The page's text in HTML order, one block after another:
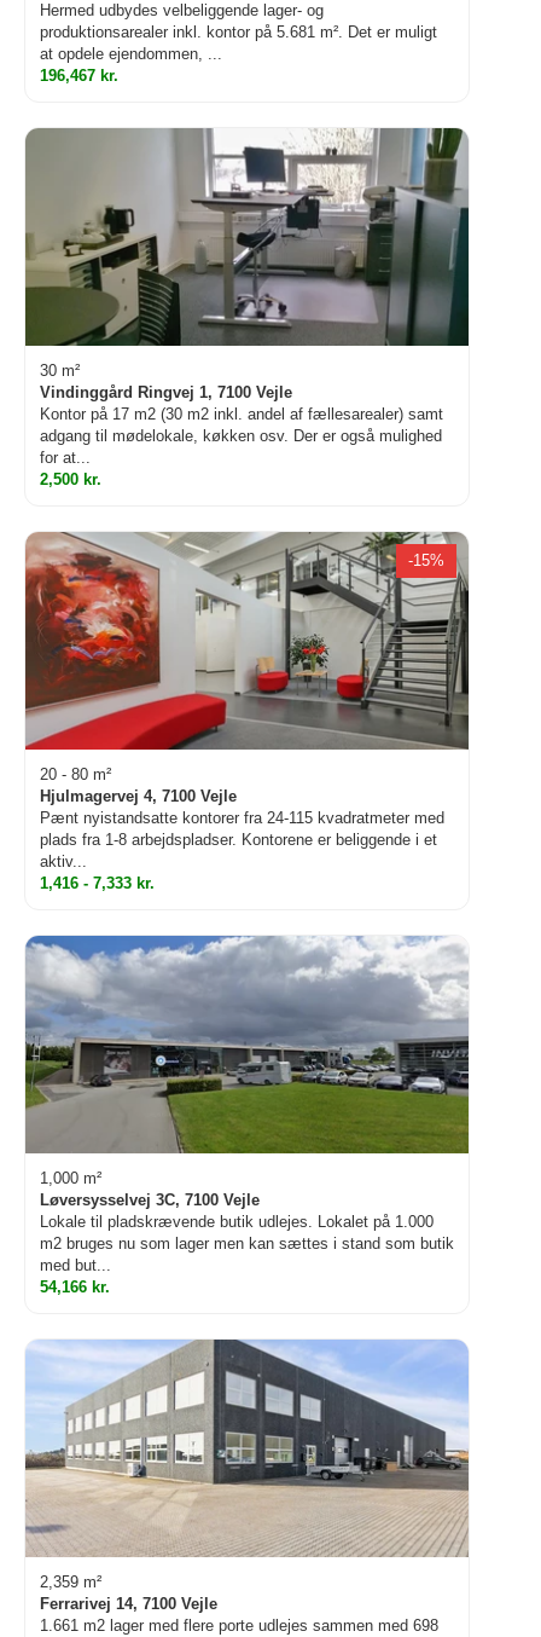
Hermed udbydes velbeliggende lager- og
produktionsarealer inkl. kontor på 5.681 m². Det er muligt
at opdele ejendommen, ...
196,467 kr.
30 m²
Vindinggård Ringvej 1, 7100 Vejle
Kontor på 17 m2 (30 m2 inkl. andel af fællesarealer) samt
adgang til mødelokale, køkken osv. Der er også mulighed
for at...
2,500 kr.
-15%
20 - 80 m²
Hjulmagervej 4, 7100 Vejle
Pænt nyistandsatte kontorer fra 24-115 kvadratmeter med
plads fra 1-8 arbejdspladser. Kontorene er beliggende i et
aktiv...
1,416 - 7,333 kr.
1,000 m²
Løversysselvej 3C, 7100 Vejle
Lokale til pladskrævende butik udlejes. Lokalet på 1.000
m2 bruges nu som lager men kan sættes i stand som butik
med but...
54,166 kr.
2,359 m²
Ferrarivej 14, 7100 Vejle
1.661 m2 lager med flere porte udlejes sammen med 698